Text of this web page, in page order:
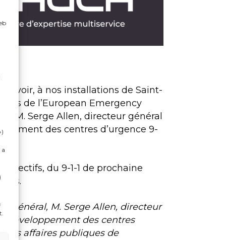
à nos installations de Saint-
de l’European Emergency
M. Serge Allen, directeur général
des centres d’urgence 9-
du 9-1-1 de prochaine
général, M. Serge Allen, directeur
développement des centres
des affaires publiques de